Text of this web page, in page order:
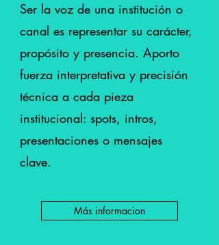
Ser la voz de una institución o
canal es representar su carácter,
propósito y presencia. Aporto
fuerza interpretativa y precisión
técnica a cada pieza
institucional: spots, intros,
presentaciones o mensajes
clave.
Más informacion